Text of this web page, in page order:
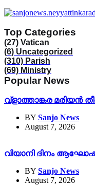
Top Categories
(27) Vatican
(6) Uncategorized
(310) Parish
(69) Ministry
Popular News
വ്ളാത്താങ്കര മരിയൻ
BY Sanjo News
August 7, 2026
വിയാനി ദിനം
BY Sanjo News
August 7, 2026